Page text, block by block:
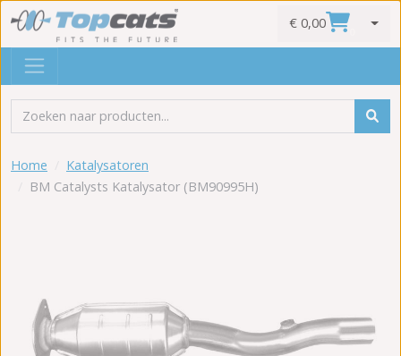
€ 0,00
Home
Katalysatoren
BM Catalysts Katalysator (BM90995H)